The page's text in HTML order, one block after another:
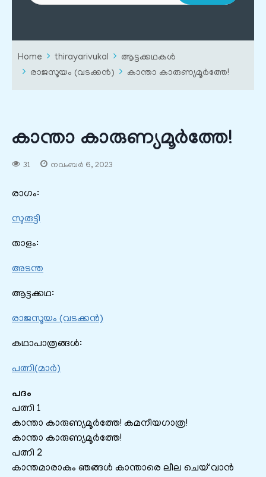
Home thirayarivukal
ആട്ടക്കഥകൾ
രാജസൂയം (വടക്കൻ)
കാന്താ കാരുണ്യമൂർത്തേ!
കാന്താ കാരുണ്യമൂർത്തേ!
31 നവംബർ 6, 2023
രാഗം:
സുരുട്ടി
താളം:
അടന്ത
ആട്ടക്കഥ:
രാജസൂയം (വടക്കൻ)
കഥാപാത്രങ്ങൾ:
പത്നി(മാർ)
പദം
പത്നി 1
കാന്താ കാരുണ്യമൂർത്തേ! കമനീയഗാത്ര!
കാന്താ കാരുണ്യമൂർത്തേ!
പത്നി 2
കാന്തമാരാകും ഞങ്ങൾ കാന്താരെ ലീല ചെയ് വാൻ